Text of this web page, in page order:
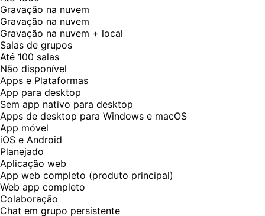
Gravação na nuvem
Gravação na nuvem
Gravação na nuvem + local
Salas de grupos
Até 100 salas
Não disponível
Apps e Plataformas
App para desktop
Sem app nativo para desktop
Apps de desktop para Windows e macOS
App móvel
iOS e Android
Planejado
Aplicação web
App web completo (produto principal)
Web app completo
Colaboração
Chat em grupo persistente